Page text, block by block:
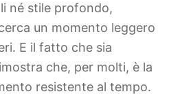
né stile profondo,
un momento leggero
E il fatto che sia
che, per molti, è la
resistente al tempo.